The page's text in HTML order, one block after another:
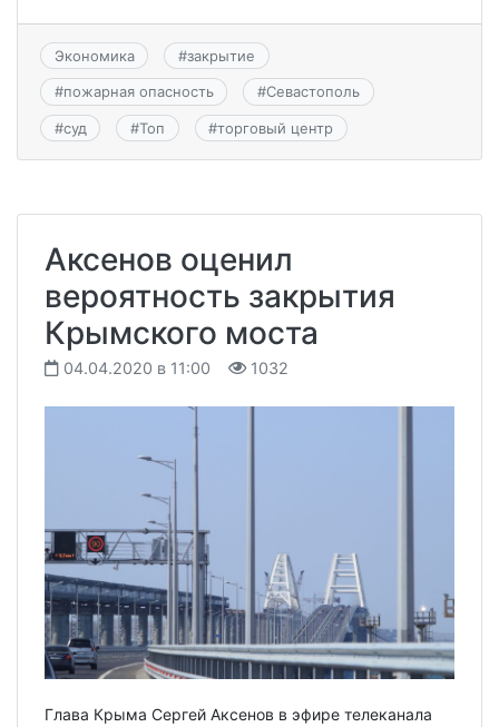
Экономика #закрытие
#пожарная опасность #Севастополь
#суд #Топ #торговый центр
Аксенов оценил
вероятность закрытия
Крымского моста
04.04.2020 в 11:00 1032
Глава Крыма Сергей Аксенов в эфире телеканала